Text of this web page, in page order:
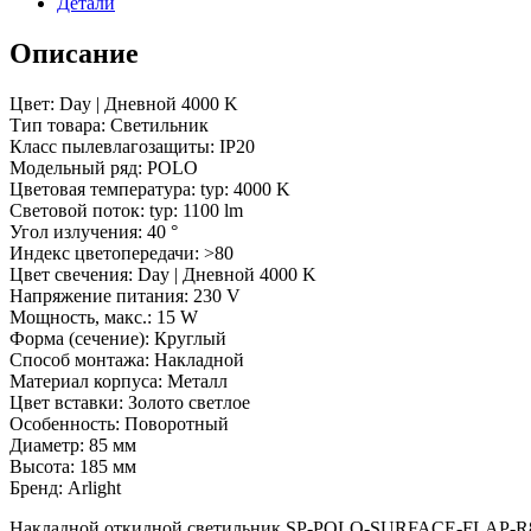
(Arlight,
IP20
3
года)
Описание
Цвет: Day | Дневной 4000 K
Тип товара: Светильник
Класс пылевлагозащиты: IP20
Модельный ряд: POLO
Цветовая температура: typ: 4000 K
Световой поток: typ: 1100 lm
Угол излучения: 40 °
Индекс цветопередачи: >80
Цвет свечения: Day | Дневной 4000 K
Напряжение питания: 230 V
Мощность, макс.: 15 W
Форма (сечение): Круглый
Способ монтажа: Накладной
Материал корпуса: Металл
Цвет вставки: Золото светлое
Особенность: Поворотный
Диаметр: 85 мм
Высота: 185 мм
Бренд: Arlight